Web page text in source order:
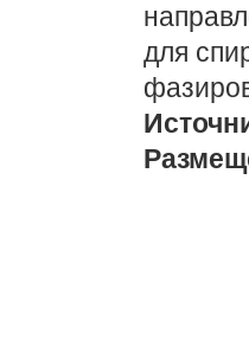
для